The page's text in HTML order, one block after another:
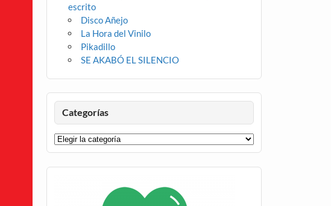
escrito
Disco Añejo
La Hora del Vinilo
Pikadillo
SE AKABÓ EL SILENCIO
Categorías
Categorías